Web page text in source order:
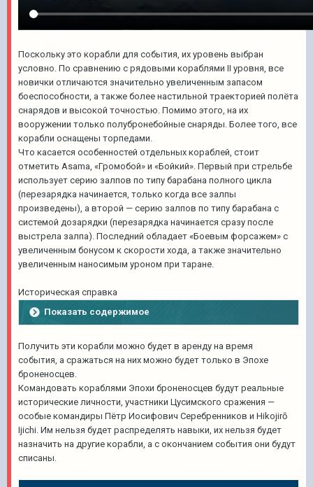
Поскольку это корабли для события, их уровень выбран
условно. По сравнению с рядовыми кораблями II уровня, все
новички отличаются значительно увеличенным запасом
боеспособности, а также более настильной траекторией полёта
снарядов и высокой точностью. Помимо этого, на их
вооружении только полубронебойные снаряды. Более того, все
корабли оснащены торпедами.
Что касается особенностей отдельных кораблей, стоит
отметить Asama, «Громобой» и «Бойкий». Первый при стрельбе
использует серию залпов по типу барабана полного цикла
(перезарядка начинается, только когда все залпы
произведены), а второй — серию залпов по типу барабана с
системой дозарядки (перезарядка начинается сразу после
выстрела залпа). Последний обладает «Боевым форсажем» с
увеличенным бонусом к скорости хода, а также значительно
увеличенным наносимым уроном при таране.
Историческая справка
Показать содержимое
Получить эти корабли можно будет в аренду на время
события, а сражаться на них можно будет только в Эпохе
броненосцев.
Командовать кораблями Эпохи броненосцев будут реальные
исторические личности, участники Цусимского сражения —
особые командиры Пётр Иосифович Серебренников и Hikojirō
Ijichi. Им нельзя будет распределять навыки, их нельзя будет
назначить на другие корабли, а с окончанием события они будут
списаны.